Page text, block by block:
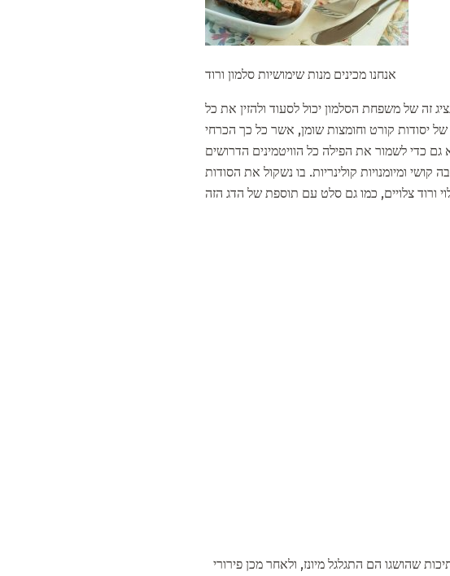
אנחנו מכינים מנות שימושיות סלמון ורוד
זה של משפחת הסלמון יכול לסעוד ולהזין את כל
גרם של פילה מכיל שיעור יומי של יסודות קורט וחומצות שומן, אשר כל כך הכרחי
כדי לשמור את הפילה כל הוויטמינים הדרושים
ומיומנויות קולינריות. בו נשקול את הסודות
שהושגו הם התגלגל מיונז, ולאחר מכן פירורי